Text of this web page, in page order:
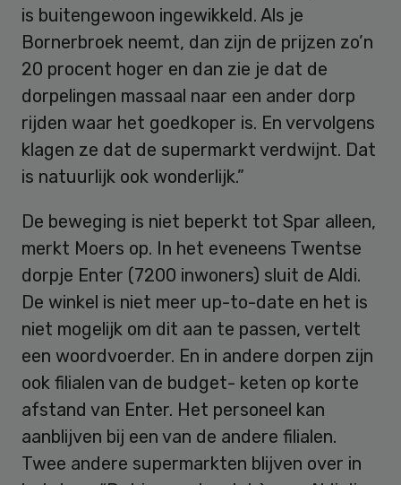
is buitengewoon ingewikkeld. Als je
Bornerbroek neemt, dan zijn de prijzen zo’n
20 procent hoger en dan zie je dat de
dorpelingen massaal naar een ander dorp
rijden waar het goedkoper is. En vervolgens
klagen ze dat de supermarkt verdwijnt. Dat
is natuurlijk ook wonderlijk.”
De beweging is niet beperkt tot Spar alleen,
merkt Moers op. In het eveneens Twentse
dorpje Enter (7200 inwoners) sluit de Aldi.
De winkel is niet meer up-to-date en het is
niet mogelijk om dit aan te passen, vertelt
een woordvoerder. En in andere dorpen zijn
ook filialen van de budget- keten op korte
afstand van Enter. Het personeel kan
aanblijven bij een van de andere filialen.
Twee andere supermarkten blijven over in